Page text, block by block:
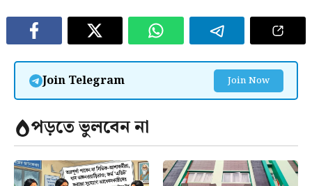
Join Telegram Join Now
পড়তে ভুলবেন না